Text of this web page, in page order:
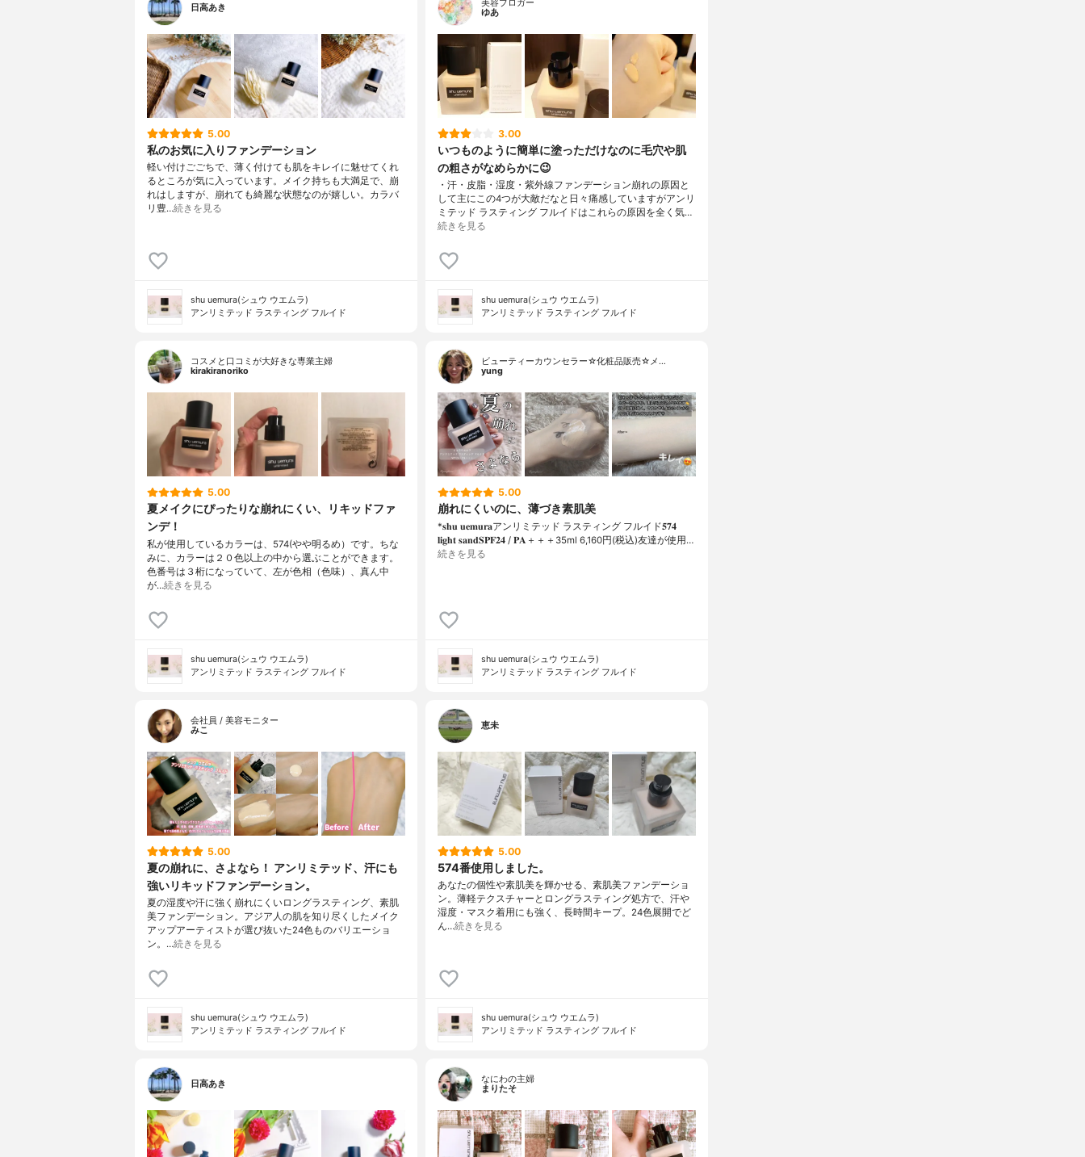
日高あき
5.00
私のお気に入りファンデーション
軽い付けごごちで、薄く付けても肌をキレイに魅せてくれ
るところが気に入っています。メイク持ちも大満足で、崩
れはしますが、崩れても綺麗な状態なのが嬉しい。カラバ
リ豊…続きを見る
shu uemura(シュウ ウエムラ)
アンリミテッド ラスティング フルイド
美容ブロガー
ゆあ
3.00
いつものように簡単に塗っただけなのに毛穴や肌
の粗さがなめらかに😉
・汗・皮脂・湿度・紫外線ファンデーション崩れの原因と
して主にこの4つが大敵だなと日々痛感していますがアンリ
ミテッド ラスティング フルイドはこれらの原因を全く気…
続きを見る
shu uemura(シュウ ウエムラ)
アンリミテッド ラスティング フルイド
コスメと口コミが大好きな専業主婦
kirakiranoriko
5.00
夏メイクにぴったりな崩れにくい、リキッドファ
ンデ！
私が使用しているカラーは、574(やや明るめ）です。ちな
みに、カラーは２０色以上の中から選ぶことができます。
色番号は３桁になっていて、左が色相（色味）、真ん中
が…続きを見る
shu uemura(シュウ ウエムラ)
アンリミテッド ラスティング フルイド
ビューティーカウンセラー☆化粧品販売☆メ…
yung
5.00
崩れにくいのに、薄づき素肌美
*𝐬𝐡𝐮 𝐮𝐞𝐦𝐮𝐫𝐚アンリミテッド ラスティング フルイド𝟓𝟕𝟒
𝐥𝐢𝐠𝐡𝐭 𝐬𝐚𝐧𝐝𝐒𝐏𝐅𝟐𝟒 / 𝐏𝐀＋＋＋⁡35ml 6,160円(税込)⁡友達が使用…
続きを見る
shu uemura(シュウ ウエムラ)
アンリミテッド ラスティング フルイド
会社員 / 美容モニター
みこ
5.00
夏の崩れに、さよなら！ アンリミテッド、汗にも
強いリキッドファンデーション。
夏の湿度や汗に強く崩れにくいロングラスティング、素肌
美ファンデーション。アジア人の肌を知り尽くしたメイク
アップアーティストが選び抜いた24色ものバリエーショ
ン。…続きを見る
shu uemura(シュウ ウエムラ)
アンリミテッド ラスティング フルイド
恵未
5.00
574番使用しました。
あなたの個性や素肌美を輝かせる、素肌美ファンデーショ
ン。薄軽テクスチャーとロングラスティング処方で、汗や
湿度・マスク着用にも強く、長時間キープ。24色展開でど
ん…続きを見る
shu uemura(シュウ ウエムラ)
アンリミテッド ラスティング フルイド
日高あき
なにわの主婦
まりたそ